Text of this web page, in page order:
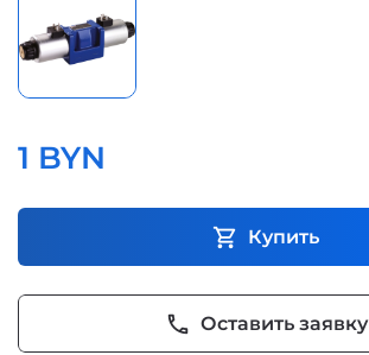
1 BYN
shopping_cart Купить
phone Оставить заявку